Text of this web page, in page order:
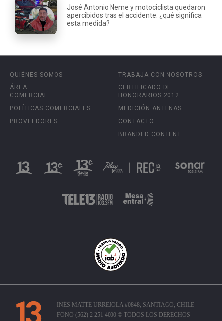
José Antonio Neme y motociclista quedaron
apercibidos tras el accidente: ¿qué significa
esta medida?
QUIÉNES SOMOS
ÁREA
COMERCIAL
POLÍTICAS COMERCIALES
PROVEEDORES
TRABAJA CON NOSOTROS
CERTIFICADO DE
HONORARIOS 2012
MEDICIÓN ANTENAS
CONTACTO
BRANDED CONTENT
INÉS MATTE URREJOLA #0848, SANTIAGO, CHILE
FONO (562) 2 251 4000 © TODOS LOS DERECHOS